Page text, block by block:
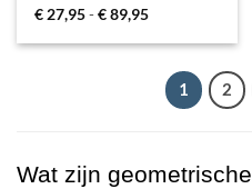
Gewaardeerd
€27,95-€89,95Prijsklasse:
tot
1 2
Wat zijn